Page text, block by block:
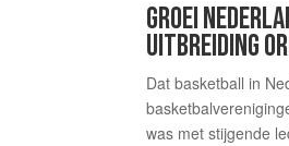
GROEI
UITBREIDING
Dat basketball in
was met stijgende